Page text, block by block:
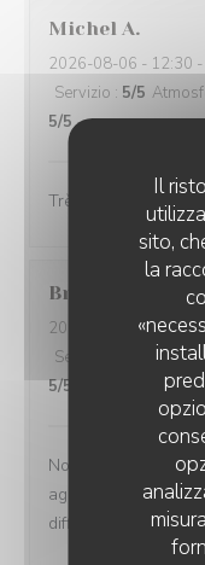
Il
sito,
la
Michel A
2026-08-06 - 12:30
Servizio : 5/5
5/5
Très bon accueil
Bruno
2026-08-05 - 13:00
Servizio
5/5
Nous avons
agréable que dans
difficile à supporter